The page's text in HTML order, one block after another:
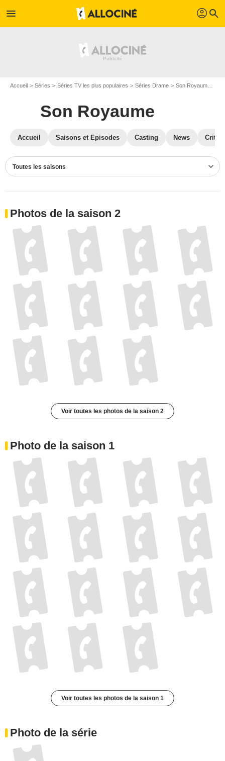
menu profil search
Accueil Séries Séries TV les plus populaires Séries Drame Son Royaume
Son Royaume
Accueil Saisons et Episodes Casting News
Toutes les saisons
Photos de la saison 2
Voir toutes les photos de la saison 2
Photo de la saison 1
Voir toutes les photos de la saison 1
Photo de la série